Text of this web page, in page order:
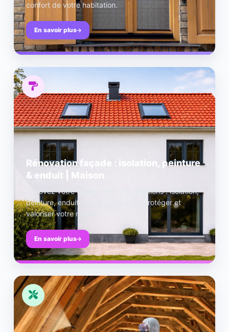
confort de votre habitation.
En savoir plus
Rénovation façade : isolation, peinture
& enduit | Maison
Rénovez votre façade avec nos solutions : isolation,
peinture, enduit et nettoyage pour protéger et
valoriser votre maison.
En savoir plus